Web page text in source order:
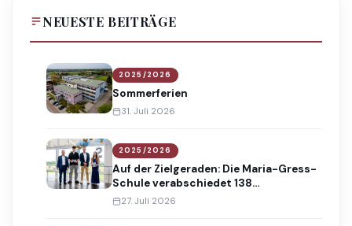
NEUESTE BEITRÄGE
2025/2026
Sommerferien
31. Juli 2026
2025/2026
Auf der Zielgeraden: Die Maria-Gress-
Schule verabschiedet 138
Absolventinnen und Absolventen
27. Juli 2026